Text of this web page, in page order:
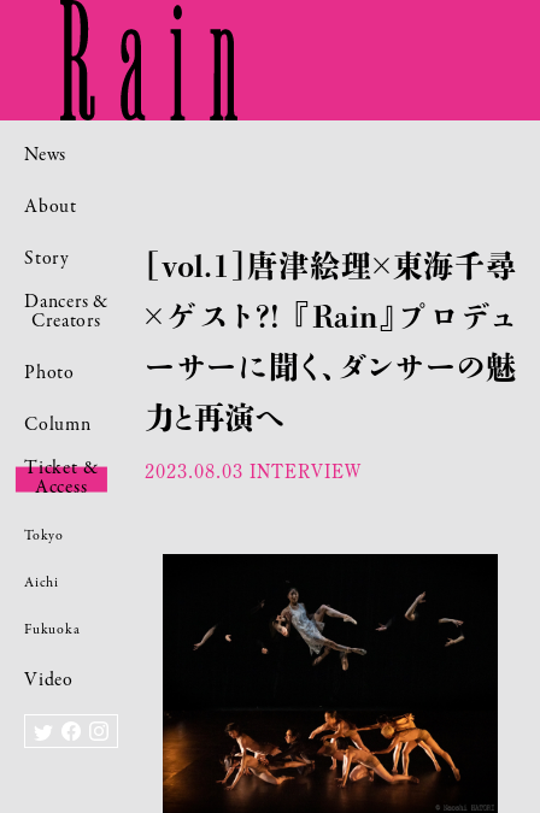
News
About
Story
Dancers &
Creators
Photo
Column
Ticket &
Access
Tokyo
Aichi
Fukuoka
Video
［vol.1］唐津絵理×東海千尋
×ゲスト?! 『Rain』プロデュ
ーサーに聞く、ダンサーの魅
力と再演へ
2023.08.03 INTERVIEW